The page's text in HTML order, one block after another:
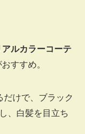
アルカラーコーテ
すすめ。
だけで、ブラック
、白髪を目立ち